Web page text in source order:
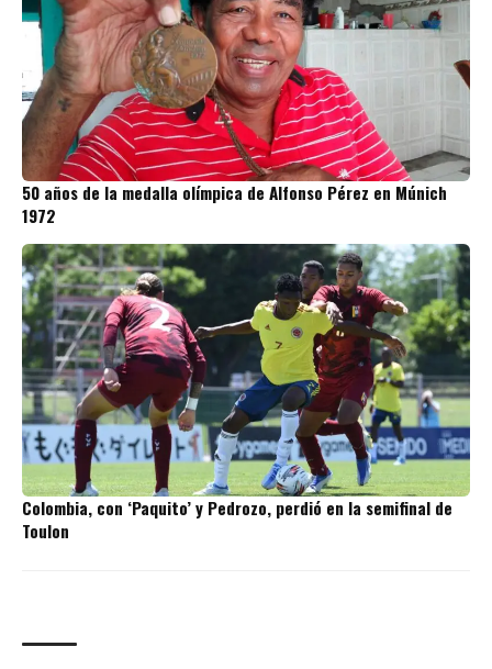
50 años de la medalla olímpica de Alfonso Pérez en Múnich
1972
Colombia, con ‘Paquito’ y Pedrozo, perdió en la semifinal de
Toulon